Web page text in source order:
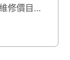
修價目